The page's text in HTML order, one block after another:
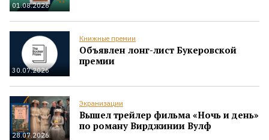
01.08.2026
30.07.2026
Книжные премии
Объявлен лонг-лист Букеровской
премии
28.07.2026
Экранизации
Вышел трейлер фильма «Ночь и день»
по роману Вирджинии Вулф